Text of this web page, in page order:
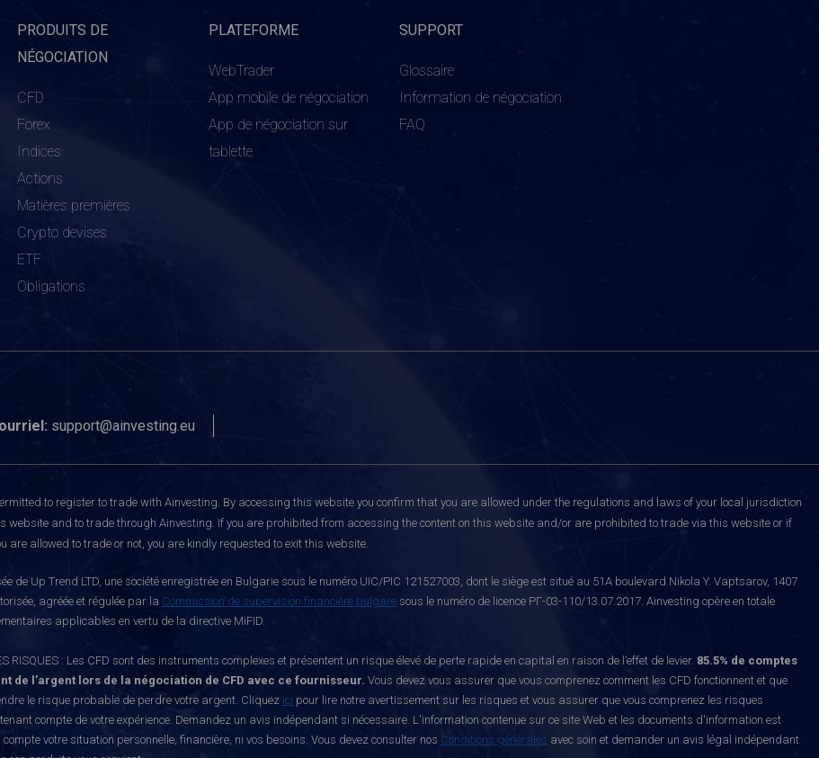
PRODUITS DE
NÉGOCIATION
CFD
Forex
Indices
Actions
Matières premières
Crypto devises
ETF
Obligations
PLATEFORME
WebTrader
App mobile de négociation
App de négociation sur
tablette
SUPPORT
Glossaire
Information de négociation
FAQ
support@ainvesting.eu
to register to trade with Ainvesting. By accessing this website you confirm that you are allowed under the regulations and laws of your local jurisdiction
website and to trade through Ainvesting. If you are prohibited from accessing the content on this website and/or are prohibited to trade via this website or if
are allowed to trade or not, you are kindly requested to exit this website.
de Up Trend LTD, une société enregistrée en Bulgarie sous le numéro UIC/PIC 121527003, dont le siège est situé au 51A boulevard Nikola Y. Vaptsarov, 1407
agréée et régulée par la Commission de supervision financière bulgare sous le numéro de licence РГ-03-110/13.07.2017. Ainvesting opère en totale
applicables en vertu de la directive MiFID.
RISQUES : Les CFD sont des instruments complexes et présentent un risque élevé de perte rapide en capital en raison de l’effet de levier. 85.5% de comptes
de l’argent lors de la négociation de CFD avec ce fournisseur. Vous devez vous assurer que vous comprenez comment les CFD fonctionnent et que
le risque probable de perdre votre argent. Cliquez ici pour lire notre avertissement sur les risques et vous assurer que vous comprenez les risques
compte de votre expérience. Demandez un avis indépendant si nécessaire. L'information contenue sur ce site Web et les documents d'information est
votre situation personnelle, financière, ni vos besoins. Vous devez consulter nos Conditions générales avec soin et demander un avis légal indépendant